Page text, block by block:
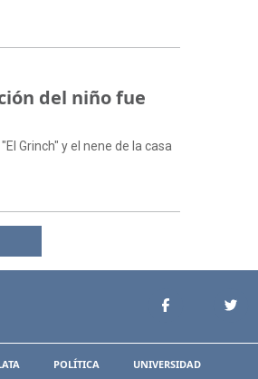
del niño fue
Grinch" y el nene de la casa
POLÍTICA UNIVERSIDAD